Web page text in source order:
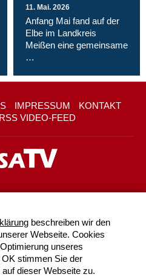
11. Mai. 2026
Anfang Mai fand auf der
Elbe im Landkreis
Meißen eine gemeinsame
…
IMPRESSUM
KONTAKT
RSS VIDEO-FEED
beschreiben wir den
Webseite. Cookies
unseres
stimmen Sie der
dieser Webseite zu.